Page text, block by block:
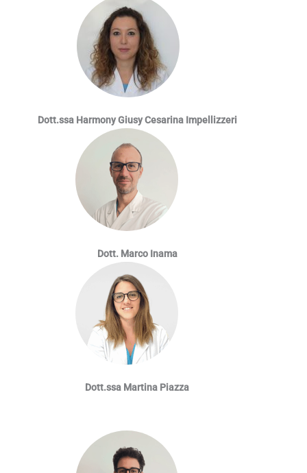
Dott.ssa Harmony Giusy Cesarina Impellizzeri
Dott. Marco Inama
Dott.ssa Martina Piazza